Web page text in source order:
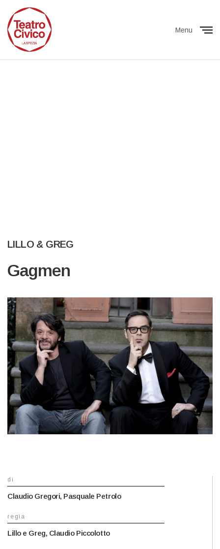
Menu
LILLO & GREG
Gagmen
di
Claudio Gregori, Pasquale Petrolo
regia
Lillo e Greg, Claudio Piccolotto